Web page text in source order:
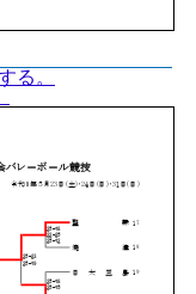
る。